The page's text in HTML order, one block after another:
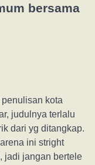
bersama
kota
judulnya terlalu
dari yg ditangkap.
ini stright
jadi jangan bertele